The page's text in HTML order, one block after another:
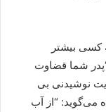
کسی بیشتر
شما قضاوت
نوشیدنی بی
می‌گوید: “از آب